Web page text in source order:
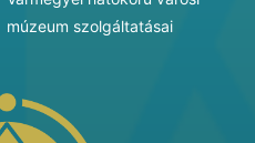
múzeum szolgáltatásai